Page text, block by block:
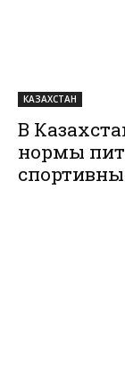
КАЗАХСТАН
В
нормы